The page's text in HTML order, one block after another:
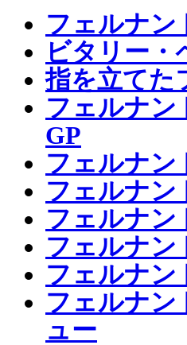
フェルナン
ビタリー
指を立てた
フェルナン
GP
フェルナン
フェルナン
フェルナン
フェルナン
フェルナン
フェルナン
ュー